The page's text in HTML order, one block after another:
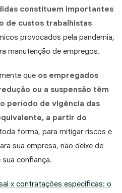
constituem importantes
de custos trabalhistas
provocados pela pandemia,
manutenção de empregos.
que os empregados
ou a suspensão têm
período de vigência das
a partir do
forma, para mitigar riscos e
sua empresa, não deixe de
confiança.
x contratações específicas: o